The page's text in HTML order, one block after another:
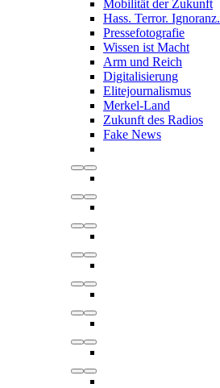
Mobilität der Zukunft
Hass. Terror. Ignoranz.
Pressefotografie
Wissen ist Macht
Arm und Reich
Digitalisierung
Elitejournalismus
Merkel-Land
Zukunft des Radios
Fake News